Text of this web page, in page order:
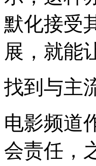
默化接受
展，就能
找到与主
电影频道
会责任，